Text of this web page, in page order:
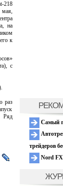
218
на
к
с
раз
Ряд
Самый
трейдеров
Nord